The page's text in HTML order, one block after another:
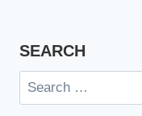
SEARCH
Search
for: